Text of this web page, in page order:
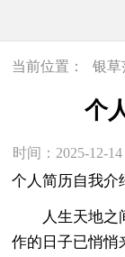
当前位置： 银草
简历自我介绍简短
个
时间：2025-12-14
个人简历自我介
人生天地之间
作的日子已悄悄